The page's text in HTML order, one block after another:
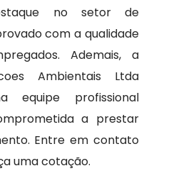
no setor de
com a qualidade
Ademais, a
Ambientais Ltda
equipe profissional
a prestar
Entre em contato
uma cotação.